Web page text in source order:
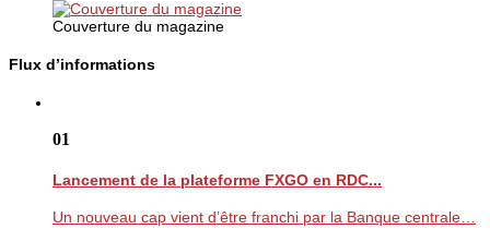
Couverture du magazine
Flux d’informations
01
Lancement de la plateforme FXGO en RDC...
Un nouveau cap vient d’être franchi par la Banque centrale…